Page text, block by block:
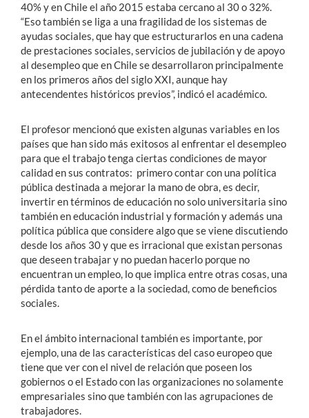
40% y en Chile el año 2015 estaba cercano al 30 o 32%.
“Eso también se liga a una fragilidad de los sistemas de
ayudas sociales, que hay que estructurarlos en una cadena
de prestaciones sociales, servicios de jubilación y de apoyo
al desempleo que en Chile se desarrollaron principalmente
en los primeros años del siglo XXI, aunque hay
antecendentes históricos previos”, indicó el académico.
El profesor mencionó que existen algunas variables en los
países que han sido más exitosos al enfrentar el desempleo
para que el trabajo tenga ciertas condiciones de mayor
calidad en sus contratos: primero contar con una política
pública destinada a mejorar la mano de obra, es decir,
invertir en términos de educación no solo universitaria sino
también en educación industrial y formación y además una
política pública que considere algo que se viene discutiendo
desde los años 30 y que es irracional que existan personas
que deseen trabajar y no puedan hacerlo porque no
encuentran un empleo, lo que implica entre otras cosas, una
pérdida tanto de aporte a la sociedad, como de beneficios
sociales.
En el ámbito internacional también es importante, por
ejemplo, una de las características del caso europeo que
tiene que ver con el nivel de relación que poseen los
gobiernos o el Estado con las organizaciones no solamente
empresariales sino que también con las agrupaciones de
trabajadores.